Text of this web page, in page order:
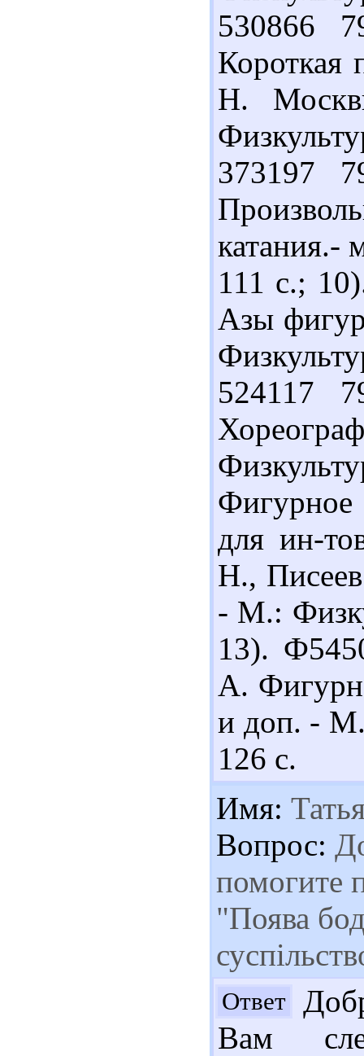
530866
Короткая
Н.
373197
катания.-
111 с.;
Азы
524117
Фигурное
для ин-
Н.,
- М.:
13).
А.
и доп. - М.
126 с.
Имя:
Вопрос:
помогите
"Поява
Ответ
Вам